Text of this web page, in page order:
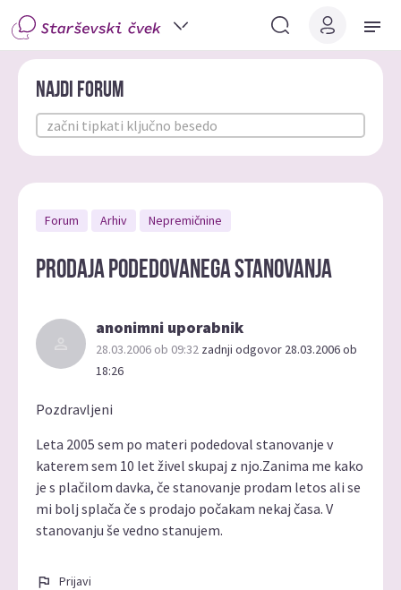
Najdi forum
Forum Arhiv Nepremičnine
prodaja podedovanega stanovanja
anonimni uporabnik
28.03.2006 ob 09:32 zadnji odgovor 28.03.2006 ob
18:26
Pozdravljeni
Leta 2005 sem po materi podedoval stanovanje v
katerem sem 10 let živel skupaj z njo.Zanima me kako
je s plačilom davka, če stanovanje prodam letos ali se
mi bolj splača če s prodajo počakam nekaj časa. V
stanovanju še vedno stanujem.
Prijavi